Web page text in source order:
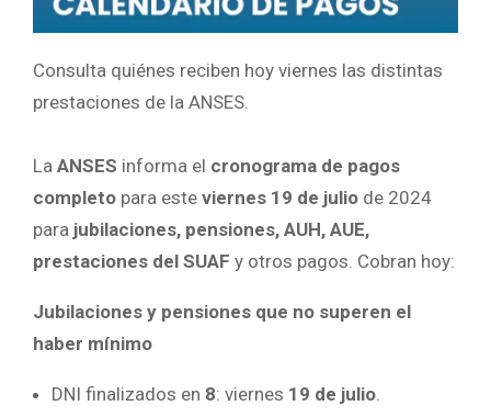
Consulta quiénes reciben hoy viernes las distintas
prestaciones de la ANSES.
La ANSES informa el cronograma de pagos
completo para este viernes 19 de julio de 2024
para jubilaciones, pensiones, AUH, AUE,
prestaciones del SUAF y otros pagos. Cobran hoy:
Jubilaciones y pensiones que no superen el
haber mínimo
DNI finalizados en 8: viernes 19 de julio.